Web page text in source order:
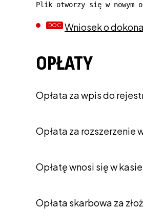
Plik otworzy się w nowym
Wniosek o
OPŁATY
Opłata za wpis do
Opłata za rozszerzenie
Opłatę wnosi się w
Opłata skarbowa za